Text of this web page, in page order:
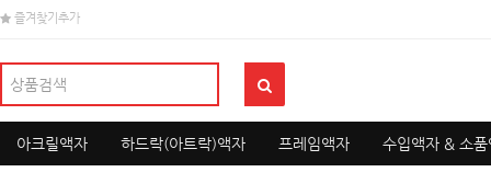
즐겨찾기추가
아크릴액자 하드락(아트락)액자 프레임액자 수입액자 & 소품